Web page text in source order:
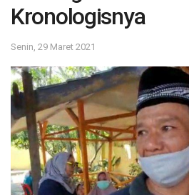
Kronologisnya
Senin, 29 Maret 2021